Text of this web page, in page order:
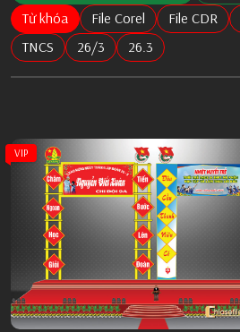
Từ khóa
File Corel File CDR
TNCS
26/3 26.3
VIP